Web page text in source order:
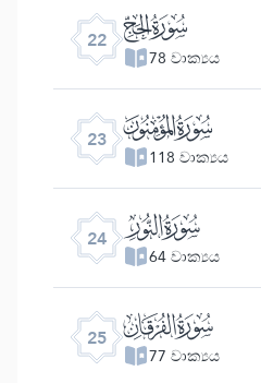
22 ﮢ
78 වාක්‍යය
23 ﮣ
118 වාක්‍යය
24 ﮤ
64 වාක්‍යය
25 ﮥ
77 වාක්‍යය